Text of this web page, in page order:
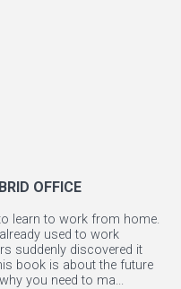
OFFICE
learn to work from home.
used to work
suddenly discovered it
book is about the future
you need to ma...